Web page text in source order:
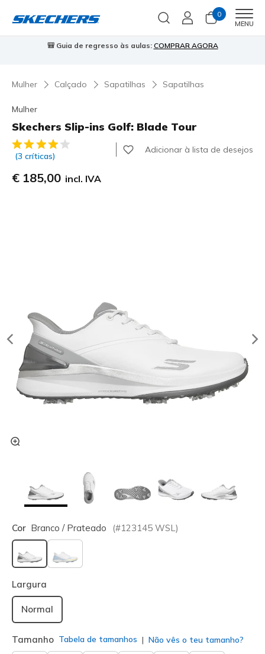
0
MENU
Skechers VIP: 45 dias de devolução para membrosInscreve-te
Mulher Calçado Sapatilhas Sapatilhas
Mulher
Skechers Slip-ins Golf: Blade Tour
3$6 de 5 – Classificação do cliente
(3 críticas)
Adicionar à lista de desejos
€ 185,00 incl. IVA
Cor Branco / Prateado (#123145 WSL )
selecionado
Largura
Normal
Tamanho Tabela de tamanhos Não vês o teu tamanho?